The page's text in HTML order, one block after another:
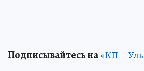
Подписывайтесь на«КП –